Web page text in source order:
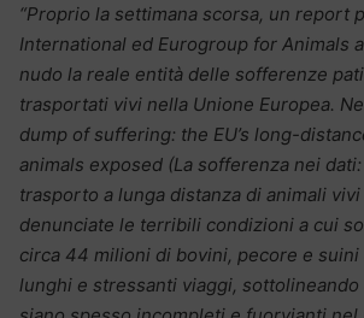
“Proprio la settimana scorsa, un report
International ed Eurogroup for Animals
nudo la reale entità delle sofferenze
trasportati vivi nella Unione Europea.
dump of suffering: the EU’s long-
animals exposed (La sofferenza nei
trasporto a lunga distanza di animali vivi
denunciate le terribili condizioni a cui
circa 44 milioni di bovini, pecore e
lunghi e stressanti viaggi, sottolineando